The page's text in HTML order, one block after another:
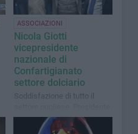
ASSOCIAZIONI
Nicola Giotti
vicepresidente
nazionale di
Confartigianato
settore dolciario
Soddisfazione di tutto il
sarà il veneto Cristiano Luigi
Gaggion